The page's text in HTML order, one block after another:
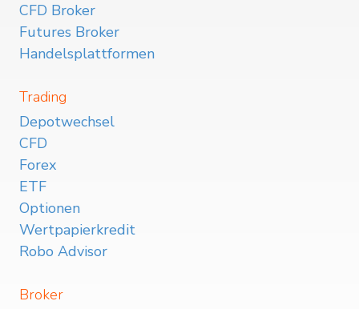
CFD Broker
Futures Broker
Handelsplattformen
Trading
Depotwechsel
CFD
Forex
ETF
Optionen
Wertpapierkredit
Robo Advisor
Broker